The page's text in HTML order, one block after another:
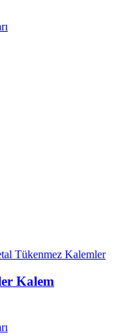
Tükenmez Kalemler
Kalem